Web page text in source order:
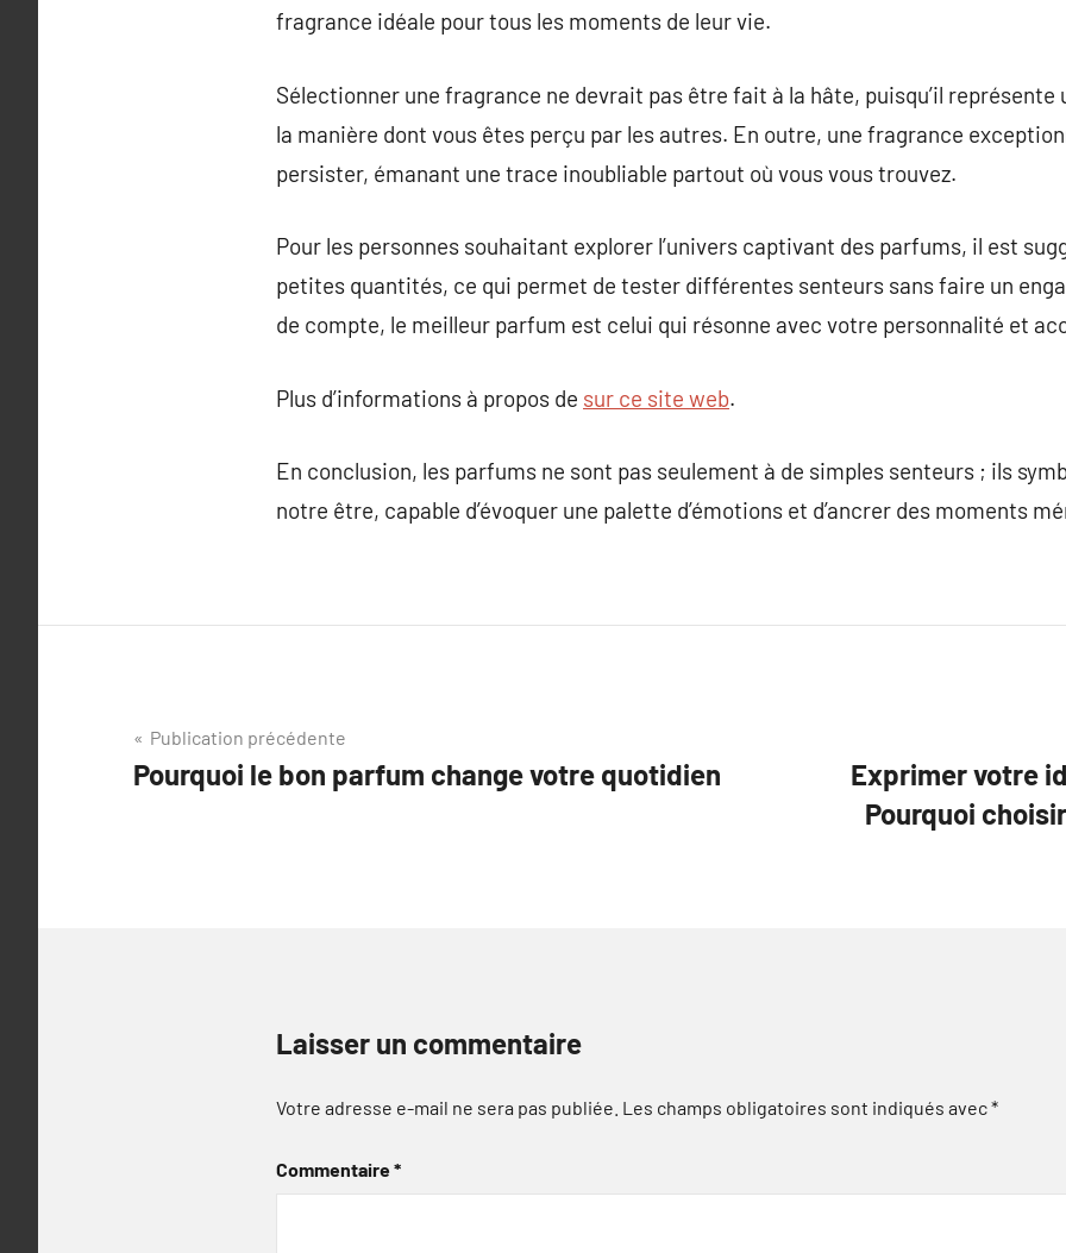
fragrance idéale pour tous les moments de leur vie.
Sélectionner une fragrance ne devrait pas être fait à la hâte, puisqu’il
la manière dont vous êtes perçu par les autres. En outre, une fragrance
persister, émanant une trace inoubliable partout où vous vous trouvez.
Pour les personnes souhaitant explorer l’univers captivant des parfums, il est
petites quantités, ce qui permet de tester différentes senteurs sans faire un
de compte, le meilleur parfum est celui qui résonne avec votre personnalité et
Plus d’informations à propos de sur ce site web.
En conclusion, les parfums ne sont pas seulement à de simples senteurs ; ils
notre être, capable d’évoquer une palette d’émotions et d’ancrer des moments
Navigation
de
Publication précédente
Pourquoi le bon parfum change votre quotidien
Exprimer votre
Pourquoi
Laisser un commentaire
Votre adresse e-mail ne sera pas publiée. Les champs obligatoires sont indiqués avec*
Commentaire*